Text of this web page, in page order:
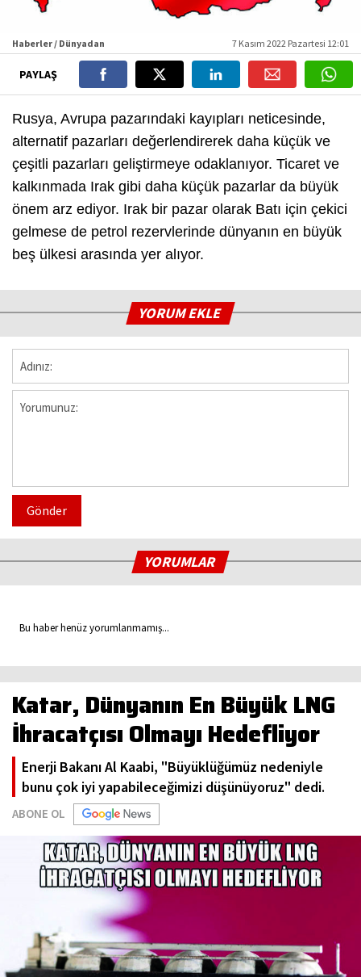
Haberler / Dünyadan 7 Kasım 2022 Pazartesi 12:01
PAYLAŞ
Rusya, Avrupa pazarındaki kayıpları neticesinde,
alternatif pazarları değerlendirerek daha küçük ve
çeşitli pazarları geliştirmeye odaklanıyor. Ticaret ve
kalkınmada Irak gibi daha küçük pazarlar da büyük
önem arz ediyor. Irak bir pazar olarak Batı için çekici
gelmese de petrol rezervlerinde dünyanın en büyük
beş ülkesi arasında yer alıyor.
YORUM EKLE
Gönder
YORUMLAR
Bu haber henüz yorumlanmamış...
Katar, Dünyanın En Büyük LNG
İhracatçısı Olmayı Hedefliyor
Enerji Bakanı Al Kaabi, "Büyüklüğümüz nedeniyle
bunu çok iyi yapabileceğimizi düşünüyoruz" dedi.
ABONE OL